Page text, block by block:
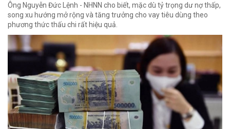
Ông Nguyễn Đức Lệnh - NHNN cho biết, mặc dù tỷ trọng dư nợ thấp,
song xu hướng mở rộng và tăng trưởng cho vay tiêu dùng theo
phương thức thấu chi rất hiệu quả.